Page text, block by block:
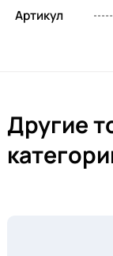
Артикул
Другие